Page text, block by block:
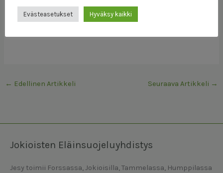
← Edellinen Artikkeli Seuraava Artikkeli →
Jokioisten Eläinsuojeluyhdistys
Jesy toimii Forssassa, Jokioisilla, Tammelassa, Humppilassa
Evästeasetukset Hyväksy kaikki